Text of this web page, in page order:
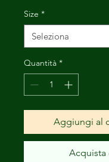
Size *
Quantità *
Aggiungi al
Acquista